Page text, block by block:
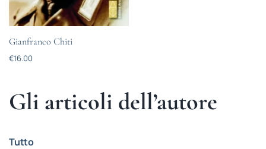
Gianfranco Chiti
€16.00
Gli articoli dell’autore
Tutto